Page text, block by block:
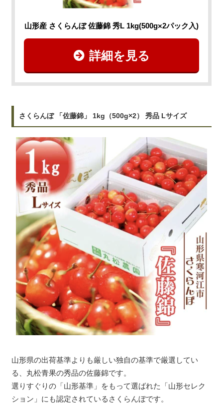
山形産 さくらんぼ 佐藤錦 秀L 1kg(500g×2パック入)
詳細を見る
さくらんぼ 「佐藤錦」 1kg（500g×2） 秀品 Lサイズ
山形県の出荷基準よりも厳しい独自の基準で厳選してい
る、丸松青果の秀品の佐藤錦です。
選りすぐりの「山形基準」をもって選ばれた「山形セレク
ション」にも認定されているさくらんぼです。